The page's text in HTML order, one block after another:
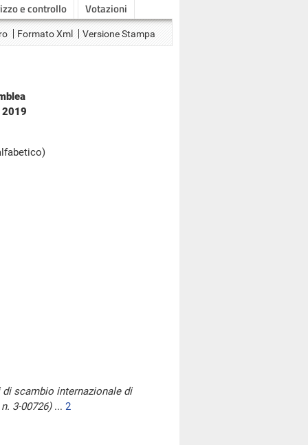
e controllo Votazioni
Formato Xml Versione Stampa
2019
scambio internazionale di
3-00726)... 2